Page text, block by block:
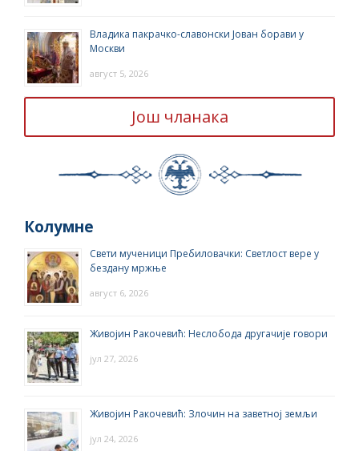
Владика пакрачко-славонски Јован борави у
Москви
август 5, 2026
Још чланака
Колумне
Свети мученици Пребиловачки: Светлост вере у
бездану мржње
август 6, 2026
Живојин Ракочевић: Неслобода другачије говори
јул 27, 2026
Живојин Ракочевић: Злочин на заветној земљи
јул 24, 2026